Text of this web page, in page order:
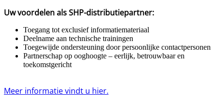
Uw voordelen als SHP-distributiepartner:
Toegang tot exclusief informatiemateriaal
Deelname aan technische trainingen
Toegewijde ondersteuning door persoonlijke contactpersonen
Partnerschap op ooghoogte – eerlijk, betrouwbaar en
toekomstgericht
Meer informatie vindt u hier.